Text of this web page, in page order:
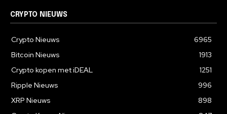
CRYPTO NIEUWS
Crypto Nieuws
6965
Bitcoin Nieuws
1913
Crypto kopen met iDEAL
1251
Ripple Nieuws
996
XRP Nieuws
898